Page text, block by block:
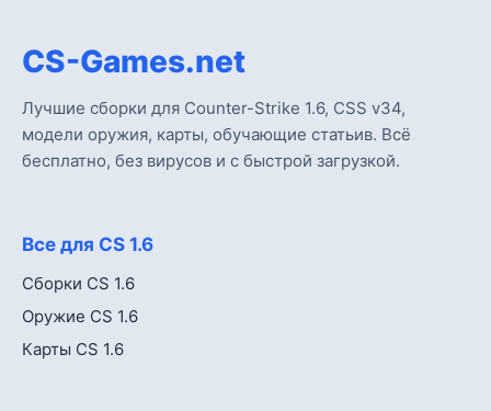
CS-Games.net
Лучшие сборки для Counter-Strike 1.6, CSS v34,
модели оружия, карты, обучающие статьив. Всё
бесплатно, без вирусов и с быстрой загрузкой.
Все для CS 1.6
Сборки CS 1.6
Оружие CS 1.6
Карты CS 1.6